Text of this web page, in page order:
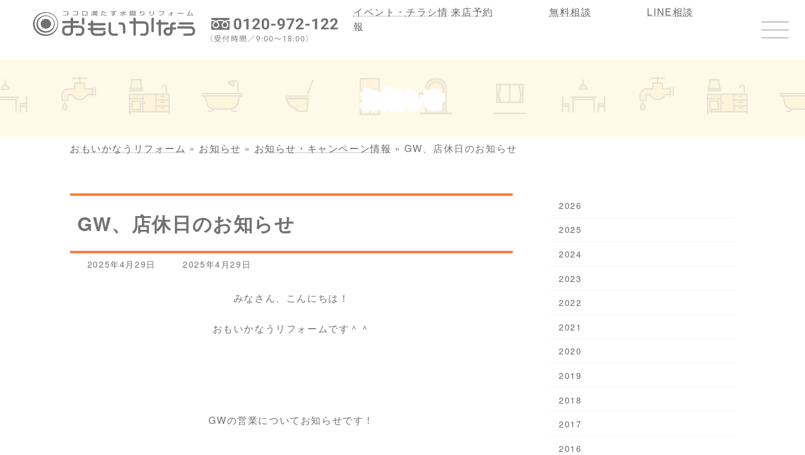
ツ
へ
ス
プ
シ
ョ
ン
動
イベント・ チラシ情
報
来店予約 無料相談 LINE相談
お知らせ
おもいかなうリフォーム » お知らせ » お知らせ・キャンペーン情報 »GW、店休日のお知らせ
GW、店休日のお知らせ
2025年4月29日
最
2025年4月29日
みなさん、こんにちは！
おもいかなうリフォームです＾＾
GWの営業についてお知らせです！
2026
2025
2024
2023
2022
2021
2020
2019
2018
2017
2016